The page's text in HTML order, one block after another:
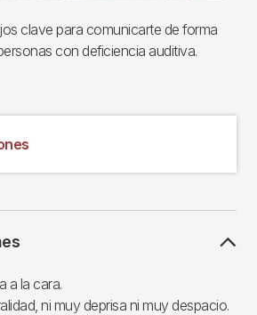
clave para comunicarte de forma
con deficiencia auditiva.
a la cara.
ni muy deprisa ni muy despacio.